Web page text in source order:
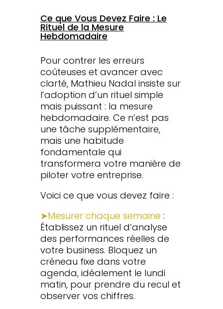
Ce que Vous Devez Faire : Le
Rituel de la Mesure
Hebdomadaire
Pour contrer les erreurs
coûteuses et avancer avec
clarté, Mathieu Nadal insiste sur
l’adoption d’un rituel simple
mais puissant : la mesure
hebdomadaire. Ce n’est pas
une tâche supplémentaire,
mais une habitude
fondamentale qui
transformera votre manière de
piloter votre entreprise.
Voici ce que vous devez faire :
➤Mesurer chaque semaine :
Établissez un rituel d’analyse
des performances réelles de
votre business. Bloquez un
créneau fixe dans votre
agenda, idéalement le lundi
matin, pour prendre du recul et
observer vos chiffres.